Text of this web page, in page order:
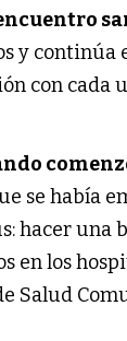
y continúa
con cada
se había
hacer una
en los
Salud